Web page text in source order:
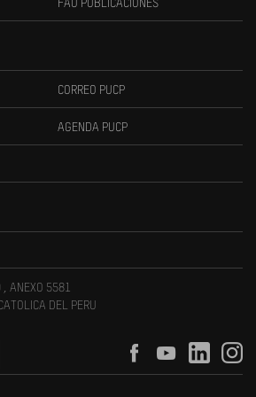
FAU PUBLICACIONES
CORREO PUCP
AGENDA PUCP
, ANEXO 5581
DEL PERU